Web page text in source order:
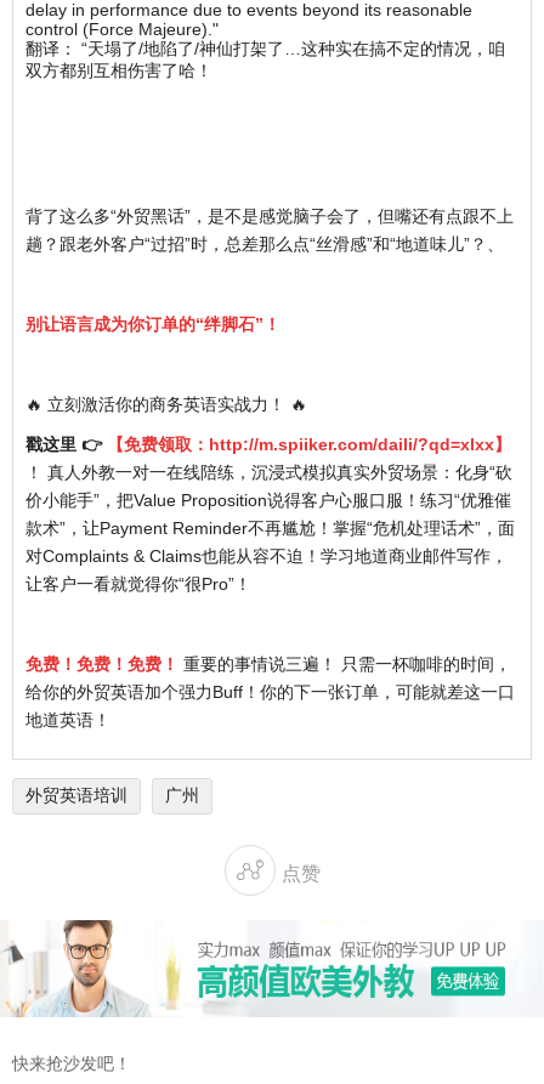
delay in performance due to events beyond its reasonable
control (Force Majeure)."
翻译： “天塌了/地陷了/神仙打架了…这种实在搞不定的情况，咱
双方都别互相伤害了哈！
背了这么多“外贸黑话”，是不是感觉脑子会了，但嘴还有点跟不上
趟？跟老外客户“过招”时，总差那么点“丝滑感”和“地道味儿”？、
别让语言成为你订单的“绊脚石”！
🔥 立刻激活你的商务英语实战力！ 🔥
戳这里 👉 【免费领取： http://m.spiiker.com/daili/?qd=xlxx】
！ 真人外教一对一在线陪练，沉浸式模拟真实外贸场景：化身“砍
价小能手”，把Value Proposition说得客户心服口服！练习“优雅催
款术”，让Payment Reminder不再尴尬！掌握“危机处理话术”，面
对Complaints & Claims也能从容不迫！学习地道商业邮件写作，
让客户一看就觉得你“很Pro”！
免费！免费！免费！ 重要的事情说三遍！ 只需一杯咖啡的时间，
给你的外贸英语加个强力Buff！你的下一张订单，可能就差这一口
地道英语！
外贸英语培训 广州
 点赞
快来抢沙发吧！